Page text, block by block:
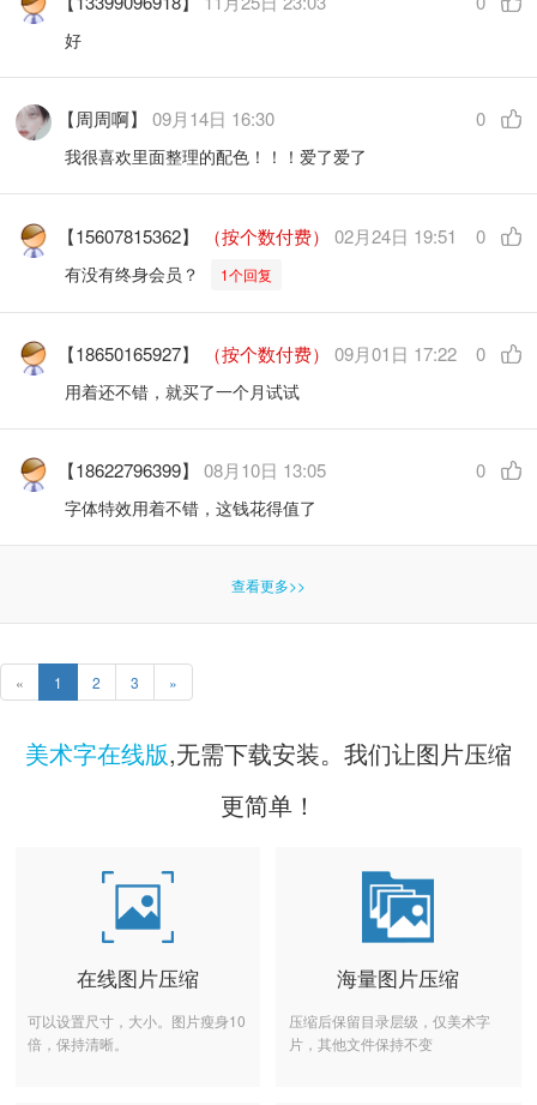
好
【周周啊】09月14日 16:30 0
我很喜欢里面整理的配色！！！爱了爱了
【15607815362】 （按个数付费） 02月24日 19:51 0
有没有终身会员？ 1个回复
【18650165927】 （按个数付费） 09月01日 17:22 0
用着还不错，就买了一个月试试
【18622796399】08月10日 13:05 0
字体特效用着不错，这钱花得值了
查看更多>>
« 1 2 3 »
美术字在线版,无需下载安装。我们让图片压缩
更简单！
在线图片压缩
可以设置尺寸，大小。图片瘦身10
倍，保持清晰。
海量图片压缩
压缩后保留目录层级，仅美术字
片，其他文件保持不变